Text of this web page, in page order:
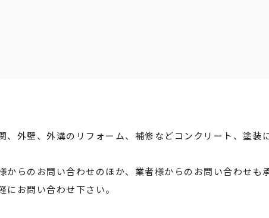
、外壁、外溝のリフォーム、補修などコンクリート、塗
からのお問い合わせのほか、業者様からのお問い合わせも
にお問い合わせ下さい。